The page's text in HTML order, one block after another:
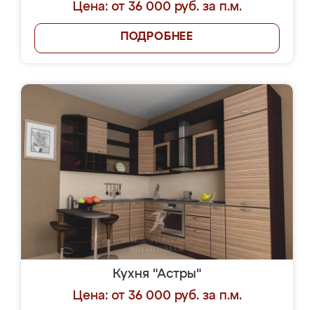
Цена: от 36 000 руб. за п.м.
ПОДРОБНЕЕ
Кухня "Астры"
Цена: от 36 000 руб. за п.м.